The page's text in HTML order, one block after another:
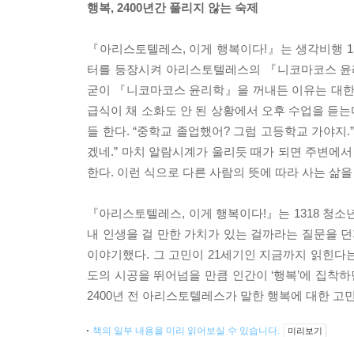
행복, 2400년간 풀리지 않는 숙제
『아리스토텔레스, 이게 행복이다!』는 생각비
터를 등장시켜 아리스토텔레스의 『니코마코스
굳이 『니코마코스 윤리학』을 꺼내든 이유는 대
급식이 채 소화도 안 된 상황에서 오후 수업을 듣
들 한다. “중학교 졸업했어? 그럼 고등학교 가야지
겠네.” 마치 알람시계가 울리듯 때가 되면 주변에
한다. 이런 식으로 다른 사람의 뜻에 따라 사는 삶
『아리스토텔레스, 이게 행복이다!』는 1318 청
내 인생을 걸 만한 가치가 있는 걸까라는 질문을
이야기했다. 그 고민이 21세기인 지금까지 읽힌
도의 시공을 뛰어넘을 만큼 인간이 ‘행복’에 집착
2400년 전 아리스토텔레스가 말한 행복에 대한 고
책의 일부 내용을 미리 읽어보실 수 있습니다. 미리보기